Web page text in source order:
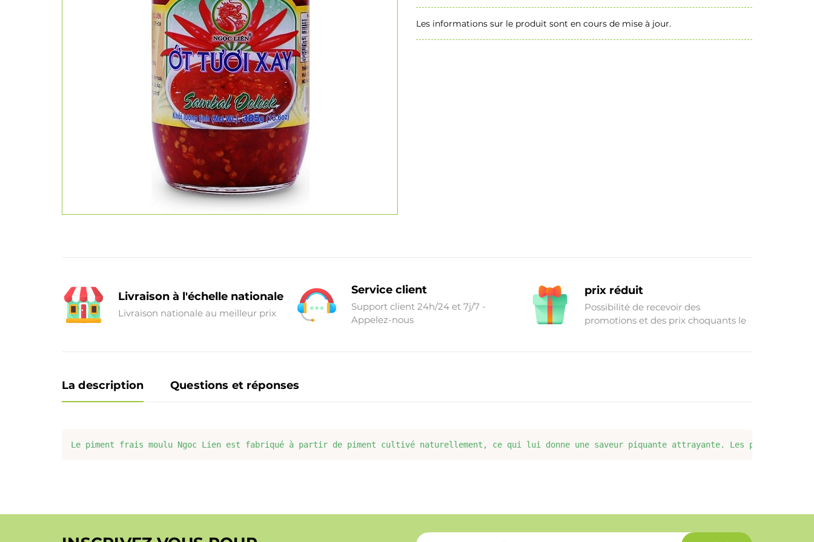
Les informations sur le produit sont en cours de mise à jour.
Livraison à l'échelle nationale
Livraison nationale au meilleur prix
Service client
Support client 24h/24 et 7j/7 -
Appelez-nous
prix réduit
Possibilité de recevoir des
promotions et des prix choquants le
La description Questions et réponses
Le piment frais moulu Ngoc Lien est fabriqué à partir de piment cultivé naturellement, ce qui lui donne une saveur piquante attrayante. Les piments